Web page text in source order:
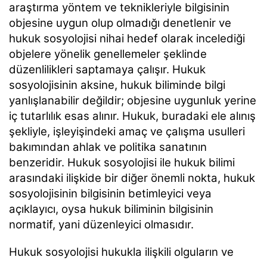
araştırma yöntem ve teknikleriyle bilgisinin
objesine uygun olup olmadığı denetlenir ve
hukuk sosyolojisi nihai hedef olarak incelediği
objelere yönelik genellemeler şeklinde
düzenlilikleri saptamaya çalışır. Hukuk
sosyolojisinin aksine, hukuk biliminde bilgi
yanlışlanabilir değildir; objesine uygunluk yerine
iç tutarlılık esas alınır. Hukuk, buradaki ele alınış
şekliyle, işleyişindeki amaç ve çalışma usulleri
bakımından ahlak ve politika sanatının
benzeridir. Hukuk sosyolojisi ile hukuk bilimi
arasındaki ilişkide bir diğer önemli nokta, hukuk
sosyolojisinin bilgisinin betimleyici veya
açıklayıcı, oysa hukuk biliminin bilgisinin
normatif, yani düzenleyici olmasıdır.
Hukuk sosyolojisi hukukla ilişkili olguların ve